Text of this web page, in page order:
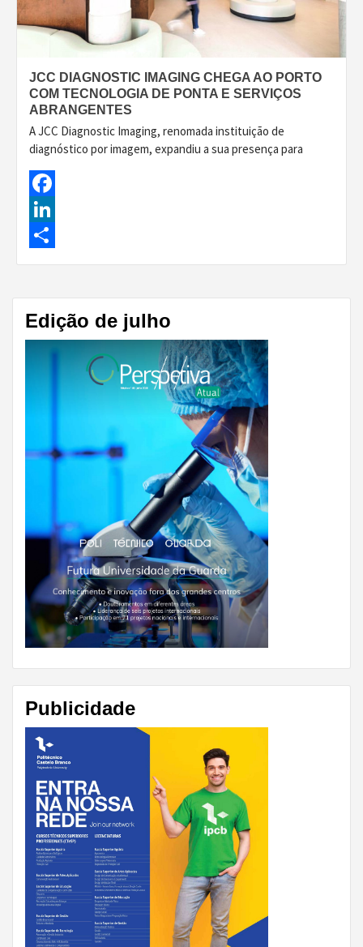
JCC DIAGNOSTIC IMAGING CHEGA AO PORTO
COM TECNOLOGIA DE PONTA E SERVIÇOS
ABRANGENTES
A JCC Diagnostic Imaging, renomada instituição de
diagnóstico por imagem, expandiu a sua presença para
Facebook
LinkedIn
Share
Edição de julho
Publicidade